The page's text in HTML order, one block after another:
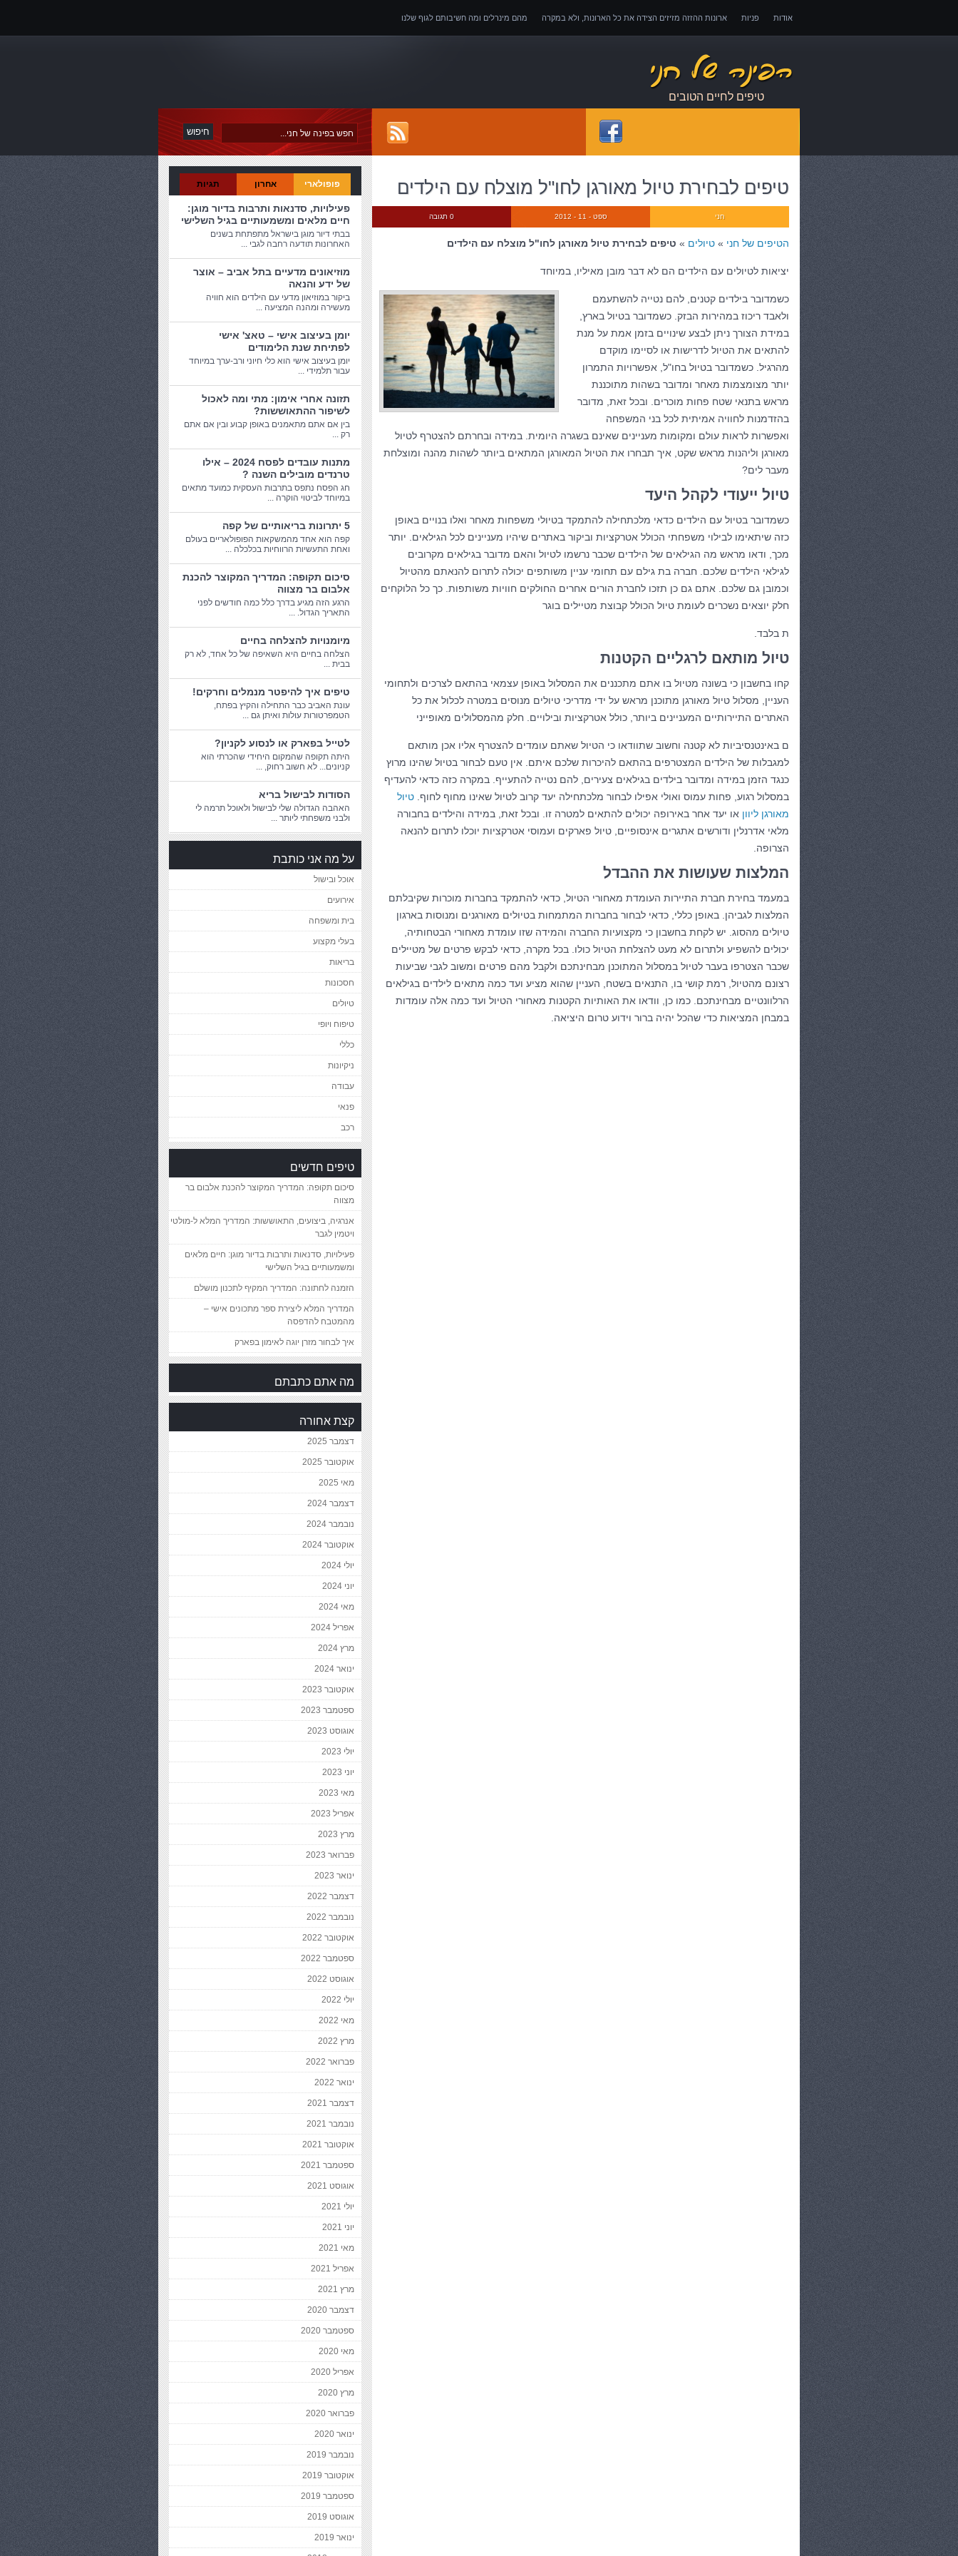
אודות פניות ארונות ההזזה מזיזים הצידה את כל הארונות, ולא במקרה מהם מינרלים ומה חשיבותם לגוף שלנו
אובדן כושר עבודה – כיצד לממש זכויות במקרה של אובדן כושר עבודה
טיפים לחיים הטובים
טיפים לבחירת טיול מאורגן לחו"ל מוצלח עם הילדים
0 תגובה ספט - 11 - 2012 חני
הטיפים של חני » טיולים » טיפים לבחירת טיול מאורגן לחו"ל מוצלח עם הילדים
יציאות לטיולים עם הילדים הם לא דבר מובן מאיליו, במיוחד
כשמדובר בילדים קטנים, להם נטייה להשתעמם
ולאבד ריכוז במהירות הבזק. כשמדובר בטיול בארץ,
במידת הצורך ניתן לבצע שינויים בזמן אמת על מנת
להתאים את הטיול לדרישות או לסיימו מוקדם
מהרגיל. כשמדובר בטיול בחו"ל, אפשרויות התמרון
יותר מצומצמות מאחר ומדובר בשהות מתוכננת
מראש בתנאי שטח פחות מוכרים. ובכל זאת, מדובר
בהזדמנות לחוויה אמיתית לכל בני המשפחה
ואפשרות לראות עולם ומקומות מעניינים שאינם בשגרה היומית. במידה ובחרתם להצטרף לטיול
מאורגן וליהנות מראש שקט, איך תבחרו את הטיול המאורגן המתאים ביותר לשהות מהנה ומוצלחת
מעבר לים?
טיול ייעודי לקהל היעד
כשמדובר בטיול עם הילדים כדאי מלכתחילה להתמקד בטיולי משפחות מאחר ואלו בנויים באופן
כזה שיתאימו לבילוי משפחתי הכולל אטרקציות וביקור באתרים שיהיו מעניינים לכל הגילאים. יותר
מכך, ודאו מראש מה הגילאים של הילדים שכבר נרשמו לטיול והאם מדובר בגילאים מקרובים
לגילאי הילדים שלכם. חברה בת גילם עם תחומי עניין משותפים יכולה לתרום להנאתם מהטיול
וכמובן גם שלכם. אתם גם כן תזכו לחברת הורים אחרים החולקים חוויות משותפות. כך כל הלוקחים
חלק יוצאים נשכרים לעומת טיול הכולל קבוצת מטיילים בוגר
ת בלבד.
טיול מותאם לרגליים הקטנות
קחו בחשבון כי בשונה מטיול בו אתם מתכננים את המסלול באופן עצמאי בהתאם לצרכים ולתחומי
העניין, מסלול טיול מאורגן מתוכנן מראש על ידי מדריכי טיולים מנוסים במטרה לכלול את כל
האתרים התיירותיים המעניינים ביותר, כולל אטרקציות ובילויים. חלק מהמסלולים מאופייני
ם באינטנסיביות לא קטנה וחשוב שתוודאו כי הטיול שאתם עומדים להצטרף אליו אכן מותאם
למגבלות של הילדים המצטרפים בהתאם להיכרות שלכם איתם. אין טעם לבחור בטיול שהינו מרוץ
כנגד הזמן במידה ומדובר בילדים בגילאים צעירים, להם נטייה להתעייף. במקרה כזה כדאי להעדיף
במסלול רגוע, פחות עמוס ואולי אפילו לבחור מלכתחילה יעד קרוב לטיול שאינו מחוף לחוף. טיול
מאורגן ליוון או יעד אחר באירופה יכולים להתאים למטרה זו. ובכל זאת, במידה והילדים בחבורה
מלאי אדרנלין ודורשים אתגרים אינסופיים, טיול פארקים ועמוסי אטרקציות יוכלו לתרום להנאה
הצרופה.
המלצות שעושות את ההבדל
במעמד בחירת חברת התיירות העומדת מאחורי הטיול, כדאי להתמקד בחברות מוכרות שקיבלתם
המלצות לגביהן. באופן כללי, כדאי לבחור בחברות המתמחות בטיולים מאורגנים ומנוסות בארגון
טיולים מהסוג. יש לקחת בחשבון כי מקצועיות החברה והמידה שזו עומדת מאחורי הבטחותיה,
יכולים להשפיע ולתרום לא מעט להצלחת הטיול כולו. בכל מקרה, כדאי לבקש פרטים של מטיילים
שכבר הצטרפו בעבר לטיול במסלול המתוכנן מבחינתכם ולקבל מהם פרטים ומשוב לגבי שביעות
רצונם מהטיול, רמת קושי בו, התנאים בשטח, העניין שהוא מציע ועד כמה מתאים לילדים בגילאים
הרלוונטיים מבחינתכם. כמו כן, וודאו את האותיות הקטנות מאחורי הטיול ועד כמה אלה עומדות
במבחן המציאות כדי שהכל יהיה ברור וידוע טרום היציאה.
פופולארי אחרון תגיות
פעילויות, סדנאות ותרבות בדיור מוגן:
חיים מלאים ומשמעותיים בגיל השלישי
בבתי דיור מוגן בישראל מתפתחת בשנים
האחרונות תודעה רחבה לגבי ...
מוזיאונים מדעיים בתל אביב – אוצר
של ידע והנאה
ביקור במוזיאון מדעי עם הילדים הוא חוויה
מעשירה ומהנה המציעה ...
יומן בעיצוב אישי – טאצ' אישי
לפתיחת שנת הלימודים
יומן בעיצוב אישי הוא כלי חיוני ורב-ערך במיוחד
עבור תלמידי ...
תזונה אחרי אימון: מתי ומה לאכול
לשיפור ההתאוששות?
בין אם אתם מתאמנים באופן קבוע ובין אם אתם
רק ...
מתנות עובדים לפסח 2024 – אילו
טרנדים מובילים השנה ?
חג הפסח נתפס בתרבות העסקית כמועד מתאים
במיוחד לביטוי הוקרה ...
5 יתרונות בריאותיים של קפה
קפה הוא אחד מהמשקאות הפופולאריים בעולם
ואחת התעשיות הרווחיות בכלכלה ...
סיכום תקופה: המדריך המקוצר להכנת
אלבום בר מצווה
הרגע הזה מגיע בדרך כלל כמה חודשים לפני
התאריך הגדול. ...
מיומנויות להצלחה בחיים
הצלחה בחיים היא השאיפה של כל אחד, לא רק
בבית ...
טיפים איך להיפטר מנמלים וחרקים!
עונת האביב כבר התחילה והקיץ בפתח,
הטמפרטורות עולות ואיתן גם ...
לטייל בפארק או לנסוע לקניון?
היתה תקופה שהמקום היחידי שהכרתי הוא
קניונים... לא חשוב רחוק, ...
הסודות לבישול בריא
האהבה הגדולה שלי לבישול ולאוכל תרמה לי
ולבני משפחתי ליותר ...
על מה אני כותבת
אוכל ובישול
אירועים
בית ומשפחה
בעלי מקצוע
בריאות
חסכונות
טיולים
טיפוח ויופי
כללי
ניקיונות
עבודה
פנאי
רכב
טיפים חדשים
סיכום תקופה: המדריך המקוצר להכנת אלבום בר
מצווה
אנרגיה, ביצועים, התאוששות: המדריך המלא ל-מולטי
ויטמין לגבר
פעילויות, סדנאות ותרבות בדיור מוגן: חיים מלאים
ומשמעותיים בגיל השלישי
הזמנה לחתונה: המדריך המקיף לתכנון מושלם
המדריך המלא ליצירת ספר מתכונים אישי –
מהמטבח להדפסה
איך לבחור מזרן יוגה לאימון בפארק
מה אתם כתבתם
קצת אחורה
דצמבר 2025
אוקטובר 2025
מאי 2025
דצמבר 2024
נובמבר 2024
אוקטובר 2024
יולי 2024
יוני 2024
מאי 2024
אפריל 2024
מרץ 2024
ינואר 2024
אוקטובר 2023
ספטמבר 2023
אוגוסט 2023
יולי 2023
יוני 2023
מאי 2023
אפריל 2023
מרץ 2023
פברואר 2023
ינואר 2023
דצמבר 2022
נובמבר 2022
אוקטובר 2022
ספטמבר 2022
אוגוסט 2022
יולי 2022
מאי 2022
מרץ 2022
פברואר 2022
ינואר 2022
דצמבר 2021
נובמבר 2021
אוקטובר 2021
ספטמבר 2021
אוגוסט 2021
יולי 2021
יוני 2021
מאי 2021
אפריל 2021
מרץ 2021
דצמבר 2020
ספטמבר 2020
מאי 2020
אפריל 2020
מרץ 2020
פברואר 2020
ינואר 2020
נובמבר 2019
אוקטובר 2019
ספטמבר 2019
אוגוסט 2019
ינואר 2019